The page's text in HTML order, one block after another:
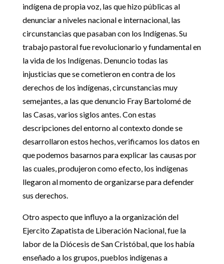
indígena de propia voz, las que hizo públicas al
denunciar a niveles nacional e internacional, las
circunstancias que pasaban con los Indígenas. Su
trabajo pastoral fue revolucionario y fundamental en
la vida de los Indígenas. Denuncio todas las
injusticias que se cometieron en contra de los
derechos de los indígenas, circunstancias muy
semejantes, a las que denuncio Fray Bartolomé de
las Casas, varios siglos antes. Con estas
descripciones del entorno al contexto donde se
desarrollaron estos hechos, verificamos los datos en
que podemos basarnos para explicar las causas por
las cuales, produjeron como efecto, los indígenas
llegaron al momento de organizarse para defender
sus derechos.
Otro aspecto que influyo a la organización del
Ejercito Zapatista de Liberación Nacional, fue la
labor de la Diócesis de San Cristóbal, que los había
enseñado a los grupos, pueblos indígenas a